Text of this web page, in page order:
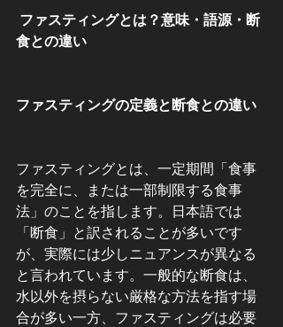
食との違い
ファスティングの定義と断食との違い
ファスティングとは、一定期間「食事
を完全に、または一部制限する食事
法」のことを指します。日本語では
「断食」と訳されることが多いです
が、実際には少しニュアンスが異なる
と言われています。一般的な断食は、
水以外を摂らない厳格な方法を指す場
合が多い一方、ファスティングは必要